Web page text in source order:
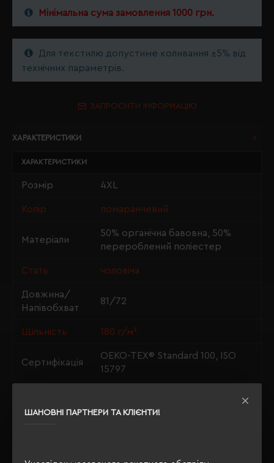
ШАНОВНІ ПАРТНЕРИ ТА КЛІЄНТИ!
Мінімальна сума замовлення 1000 грн.
Для текстилю допустиме коливання ±5% від
технічних параметрів.
ЗАПРОСИТИ ІНФОРМАЦІЮ
ХАРАКТЕРИСТИКИ
ХАРАКТЕРИСТИКИ
Розмір 4XL
Колір помаранчевий
Матеріали
50% органічна бавовна, 50%
перероблений поліестер
Стать чоловіча
Довжина/
Напівобхват
81/72
Щільність 180 г/м²
Сертифікація
OEKO-TEX® Standard 100, ISO
15797